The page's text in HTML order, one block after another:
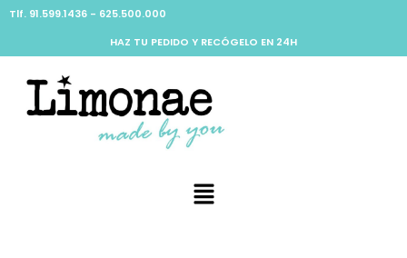
Tlf. 91.599.1436 - 625.500.000
HAZ TU PEDIDO Y RECÓGELO EN 24H